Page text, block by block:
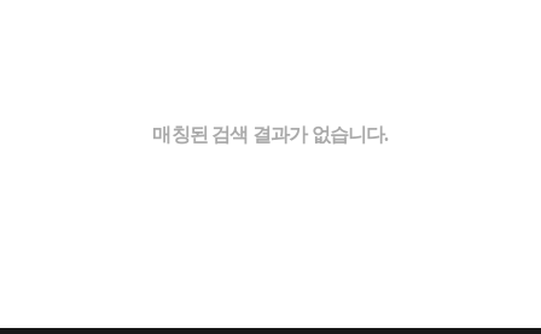
매칭된 검색 결과가 없습니다.